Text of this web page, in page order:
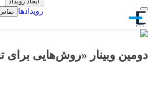
رویدادها تماس
دومین وبینار «روش‌هایی برای